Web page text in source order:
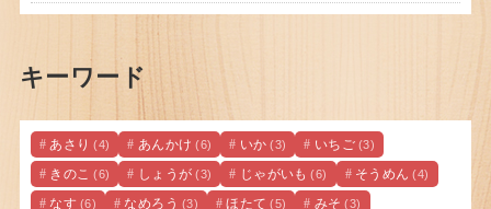
キーワード
あさり (4) あんかけ (6) いか (3) いちご (3)
きのこ (6) しょうが (3) じゃがいも (6) そうめん (4)
なす (6) なめろう (3) ほたて (5) みそ (3)